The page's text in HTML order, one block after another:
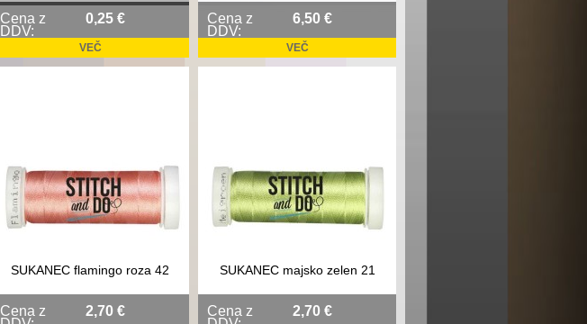
Cena z
DDV:
0,25 €
VEČ
Cena z
DDV:
6,50 €
VEČ
SUKANEC flamingo roza 42
Cena z
2,70 €
SUKANEC majsko zelen 21
Cena z
2,70 €